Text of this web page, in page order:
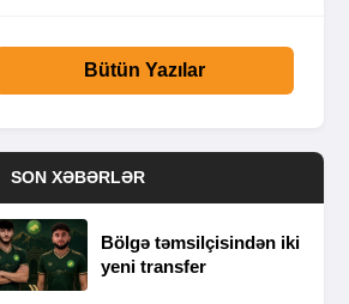
Bütün Yazılar
SON XƏBƏRLƏR
Bölgə təmsilçisindən iki
yeni transfer